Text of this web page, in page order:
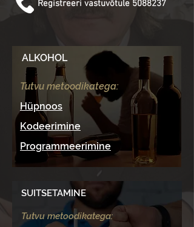
Registreeri vastuvõtule 5088237
ALKOHOL
Tutvu metoodikatega:
Hüpnoos
Kodeerimine
Programmeerimine
SUITSETAMINE
Tutvu metoodikatega: